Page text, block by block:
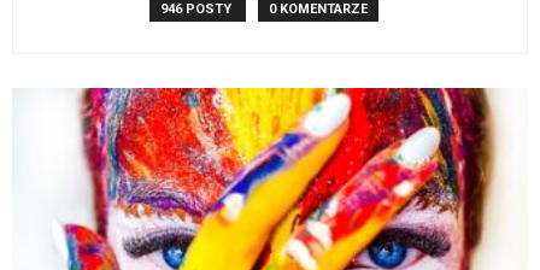
946 POSTY 0 KOMENTARZE